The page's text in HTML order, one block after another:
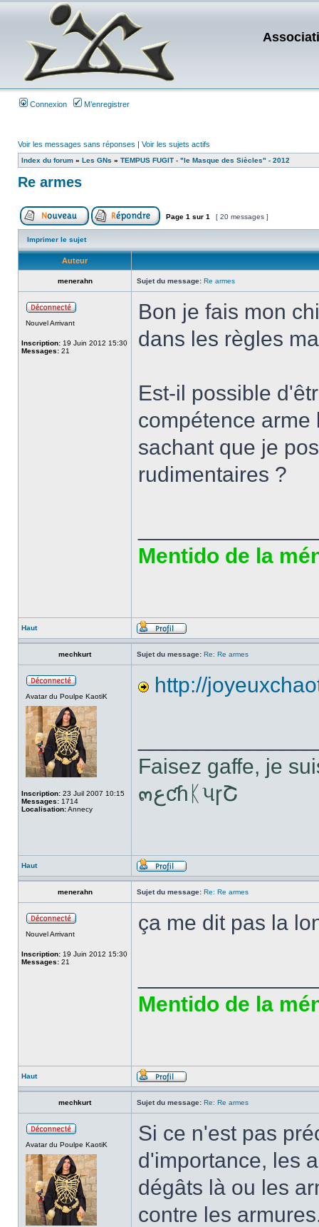
Connexion M’enregistrer
Voir les messages sans réponses | Voir les sujets actifs
Index du forum » Les GNs » TEMPUS FUGIT - "le Masque des Siècles" - 2012
Re armes
Page 1 sur 1 [ 20 messages ]
Imprimer le sujet
Auteur
menerahn Sujet du message: Re armes
Nouvel Arrivant
Inscription: 19 Juin 2012 15:30
Messages: 21
Bon je fais mon
dans les règles
Est-il possible
compétence
sachant que je
rudimentaires ?
Mentido de la
Haut
mechkurt Sujet du message: Re: Re armes
Avatar du Poulpe KaotiK
Inscription: 23 Juil 2007 10:15
Messages: 1714
Localisation:Annecy
http://
Faisez gaffe, je
๓ﻉƈɦᛕપɼՇ
Haut
menerahn Sujet du message: Re: Re armes
Nouvel Arrivant
Inscription: 19 Juin 2012 15:30
Messages: 21
ça me dit pas la
Mentido de la
Haut
mechkurt Sujet du message: Re: Re armes
Avatar du Poulpe KaotiK
Si ce n'est pas
d'importance, les
dégâts là ou les
contre les